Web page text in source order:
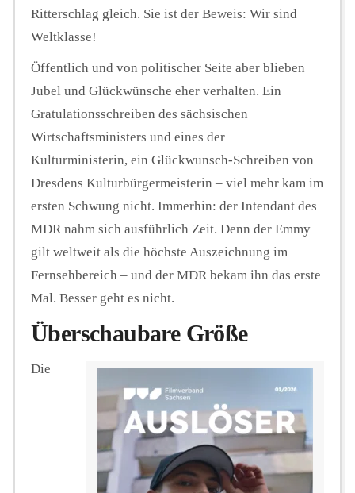
Ritterschlag gleich. Sie ist der Beweis: Wir sind
Weltklasse!
Öffentlich und von politischer Seite aber blieben
Jubel und Glückwünsche eher verhalten. Ein
Gratulationsschreiben des sächsischen
Wirtschaftsministers und eines der
Kulturministerin, ein Glückwunsch-Schreiben von
Dresdens Kulturbürgermeisterin – viel mehr kam im
ersten Schwung nicht. Immerhin: der Intendant des
MDR nahm sich ausführlich Zeit. Denn der Emmy
gilt weltweit als die höchste Auszeichnung im
Fernsehbereich – und der MDR bekam ihn das erste
Mal. Besser geht es nicht.
Überschaubare Größe
Die